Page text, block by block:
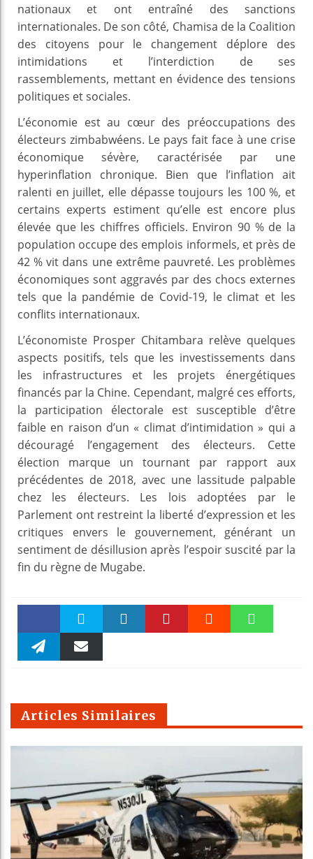
nationaux et ont entraîné des sanctions
internationales. De son côté, Chamisa de la Coalition
des citoyens pour le changement déplore des
intimidations et l’interdiction de ses
rassemblements, mettant en évidence des tensions
politiques et sociales.
L’économie est au cœur des préoccupations des
électeurs zimbabwéens. Le pays fait face à une crise
économique sévère, caractérisée par une
hyperinflation chronique. Bien que l’inflation ait
ralenti en juillet, elle dépasse toujours les 100 %, et
certains experts estiment qu’elle est encore plus
élevée que les chiffres officiels. Environ 90 % de la
population occupe des emplois informels, et près de
42 % vit dans une extrême pauvreté. Les problèmes
économiques sont aggravés par des chocs externes
tels que la pandémie de Covid-19, le climat et les
conflits internationaux.
L’économiste Prosper Chitambara relève quelques
aspects positifs, tels que les investissements dans
les infrastructures et les projets énergétiques
financés par la Chine. Cependant, malgré ces efforts,
la participation électorale est susceptible d’être
faible en raison d’un « climat d’intimidation » qui a
découragé l’engagement des électeurs. Cette
élection marque un tournant par rapport aux
précédentes de 2018, avec une lassitude palpable
chez les électeurs. Les lois adoptées par le
Parlement ont restreint la liberté d’expression et les
critiques envers le gouvernement, générant un
sentiment de désillusion après l’espoir suscité par la
fin du règne de Mugabe.
Faceboo Twitter
m
Articles Similaires